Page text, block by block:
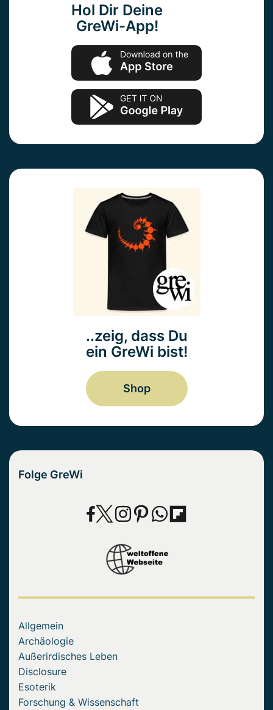
Hol Dir Deine
GreWi-App!
..zeig, dass Du
ein GreWi bist!
Shop
Folge GreWi
Allgemein
Archäologie
Außerirdisches Leben
Disclosure
Esoterik
Forschung & Wissenschaft